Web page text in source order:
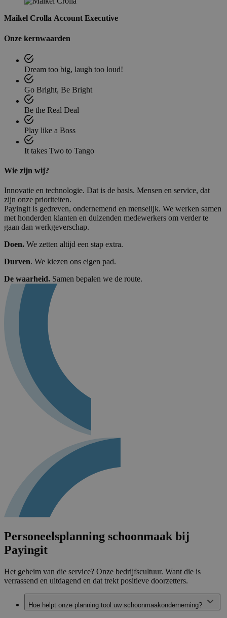
Maikel Crolla Account Executive
Onze kernwaarden
Dream too big, laugh too loud!
Go Bright, Be Bright
Be the Real Deal
Play like a Boss
It takes Two to Tango
Wie zijn wij?
Innovatie en technologie. Dat is de basis. Mensen en service, dat
zijn onze prioriteiten.
Payingit is gedreven, ondernemend en menselijk. We werken samen
met honderden klanten en duizenden medewerkers om verder te
gaan dan werkgeverschap.
Doen. We zetten altijd een stap extra.
Durven. We kiezen ons eigen pad.
De waarheid. Samen bepalen we de route.
Personeelsplanning schoonmaak bij
Payingit
Het geheim van die service? Onze bedrijfscultuur. Want die is
verrassend en uitdagend en dat trekt positieve doorzetters.
Hoe helpt onze planning tool uw schoonmaakonderneming?